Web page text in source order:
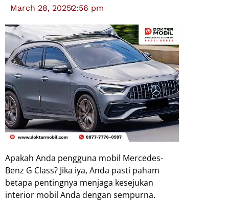
March 28, 20252:56 pm
Apakah Anda pengguna mobil Mercedes-
Benz G Class? Jika iya, Anda pasti paham
betapa pentingnya menjaga kesejukan
interior mobil Anda dengan sempurna.